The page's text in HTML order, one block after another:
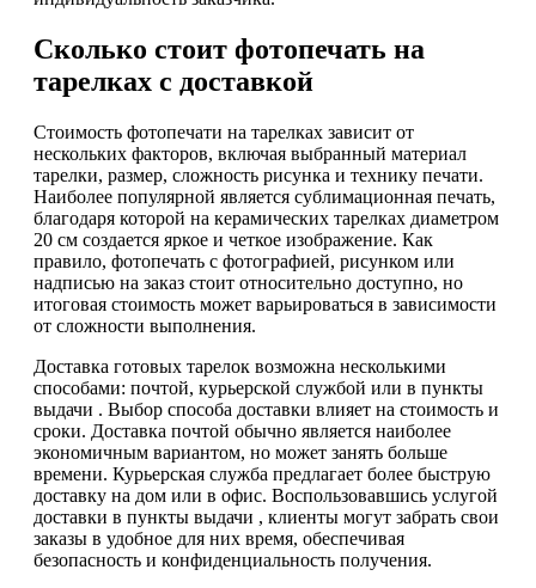
Сколько стоит фотопечать на
тарелках с доставкой
Стоимость фотопечати на тарелках зависит от
нескольких факторов, включая выбранный материал
тарелки, размер, сложность рисунка и технику печати.
Наиболее популярной является сублимационная печать,
благодаря которой на керамических тарелках диаметром
20 см создается яркое и четкое изображение. Как
правило, фотопечать с фотографией, рисунком или
надписью на заказ стоит относительно доступно, но
итоговая стоимость может варьироваться в зависимости
от сложности выполнения.
Доставка готовых тарелок возможна несколькими
способами: почтой, курьерской службой или в пункты
выдачи . Выбор способа доставки влияет на стоимость и
сроки. Доставка почтой обычно является наиболее
экономичным вариантом, но может занять больше
времени. Курьерская служба предлагает более быструю
доставку на дом или в офис. Воспользовавшись услугой
доставки в пункты выдачи , клиенты могут забрать свои
заказы в удобное для них время, обеспечивая
безопасность и конфиденциальность получения.